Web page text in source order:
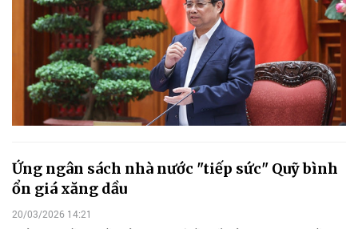
Ứng ngân sách nhà nước "tiếp sức" Quỹ bình
ổn giá xăng dầu
20/03/2026 14:21